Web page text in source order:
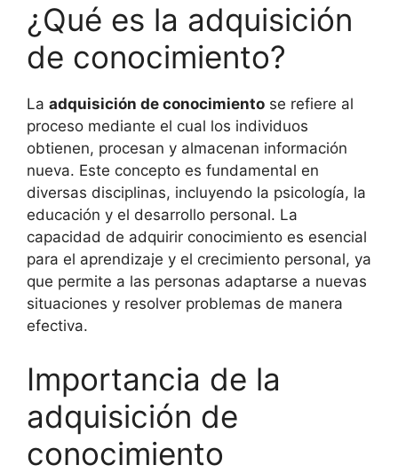
¿Qué es la adquisición
de conocimiento?
La adquisición de conocimiento se refiere al
proceso mediante el cual los individuos
obtienen, procesan y almacenan información
nueva. Este concepto es fundamental en
diversas disciplinas, incluyendo la psicología, la
educación y el desarrollo personal. La
capacidad de adquirir conocimiento es esencial
para el aprendizaje y el crecimiento personal, ya
que permite a las personas adaptarse a nuevas
situaciones y resolver problemas de manera
efectiva.
Importancia de la
adquisición de
conocimiento